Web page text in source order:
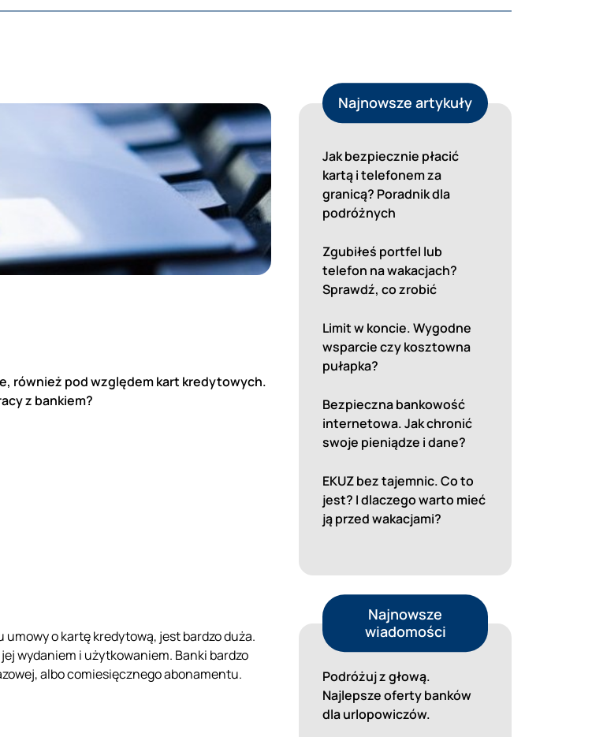
również pod względem kart kredytowych.
z bankiem?
o kartę kredytową, jest bardzo duża.
wydaniem i użytkowaniem. Banki bardzo
albo comiesięcznego abonamentu.
Najnowsze artykuły
Jak bezpiecznie płacić
kartą i telefonem za
granicą? Poradnik dla
podróżnych
Zgubiłeś portfel lub
telefon na wakacjach?
Sprawdź, co zrobić
Limit w koncie. Wygodne
wsparcie czy kosztowna
pułapka?
Bezpieczna bankowość
internetowa. Jak chronić
swoje pieniądze i dane?
EKUZ bez tajemnic. Co to
jest? I dlaczego warto mieć
ją przed wakacjami?
Najnowsze
wiadomości
Podróżuj z głową.
Najlepsze oferty banków
dla urlopowiczów.